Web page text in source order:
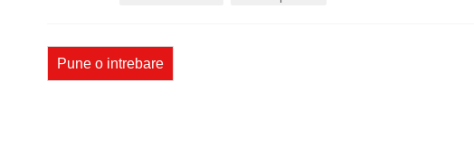
Pune o intrebare